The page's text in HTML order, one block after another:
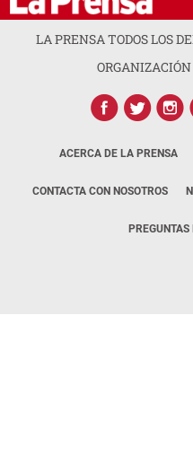
LA PRENSA TODOS LOS
ACERCA DE LA PRENSA
CONTACTA CON NOSOTROS